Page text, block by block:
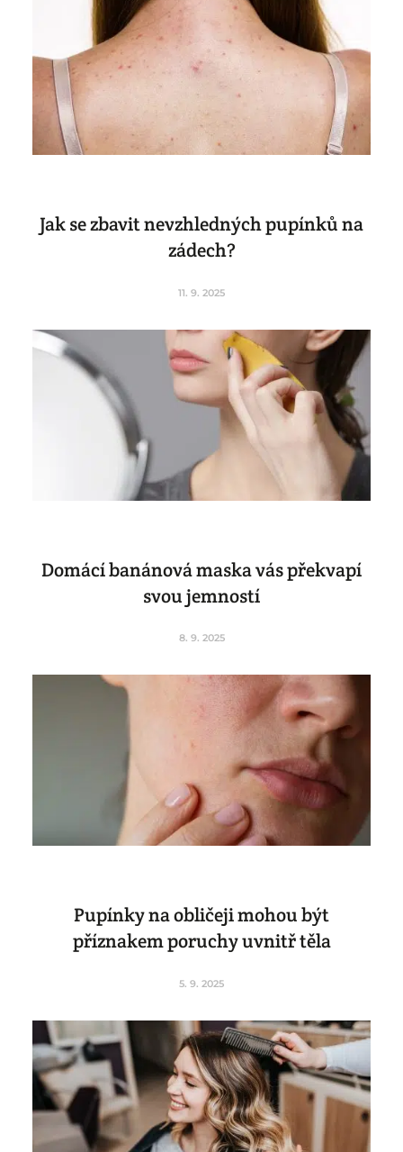
Jak se zbavit nevzhledných pupínků na
zádech?
11. 9. 2025
Domácí banánová maska vás překvapí
svou jemností
8. 9. 2025
Pupínky na obličeji mohou být
příznakem poruchy uvnitř těla
5. 9. 2025